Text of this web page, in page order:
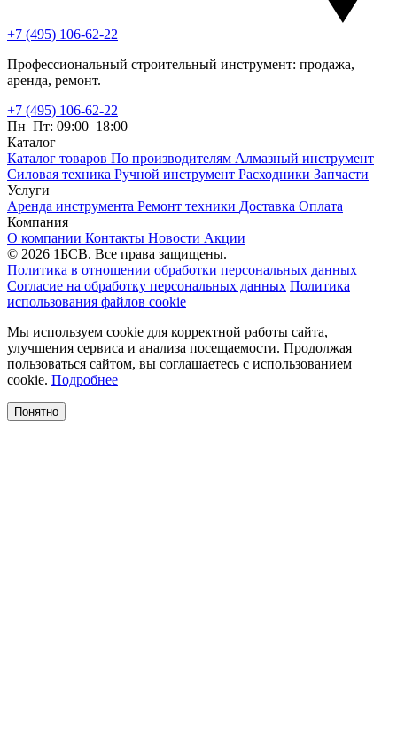
+7 (495) 106-62-22
Профессиональный строительный инструмент: продажа,
аренда, ремонт.
+7 (495) 106-62-22
Пн–Пт: 09:00–18:00
Каталог
Каталог товаров По производителям Алмазный инструмент
Силовая техника Ручной инструмент Расходники Запчасти
Услуги
Аренда инструмента Ремонт техники Доставка Оплата
Компания
О компании Контакты Новости Акции
© 2026 1БСВ. Все права защищены.
Политика в отношении обработки персональных данных
Согласие на обработку персональных данных Политика
использования файлов cookie
Мы используем cookie для корректной работы сайта,
улучшения сервиса и анализа посещаемости. Продолжая
пользоваться сайтом, вы соглашаетесь с использованием
cookie. Подробнее
Понятно